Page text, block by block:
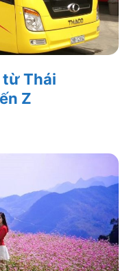
từ Thái
Z